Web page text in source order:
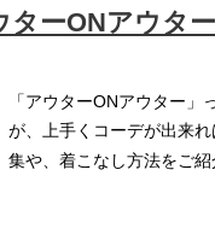
ターONアウタ
「アウターONアウター
が、上手くコーデが出来
集や、着こなし方法をご紹